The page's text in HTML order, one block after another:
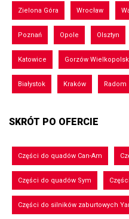
Zielona Góra Wrocław
Poznań Opole Olsztyn
Katowice Gorzów
Białystok Kraków Radom
SKRÓT PO OFERCIE
Części do quadów Can-Am
Części do quadów Sym
Części do silników zaburtowych